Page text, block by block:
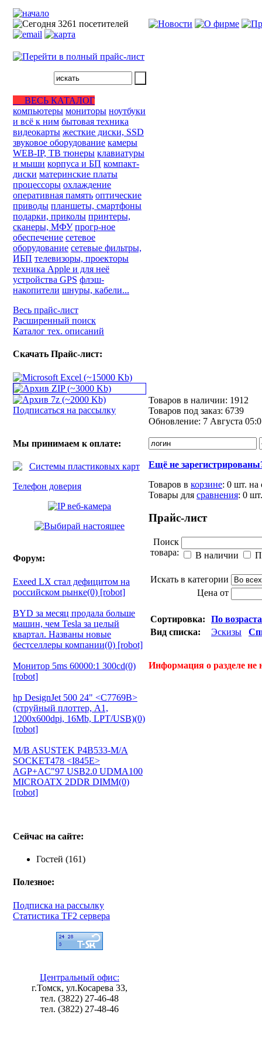
ВЕСЬ КАТАЛОГ
компьютеры мониторы ноутбуки
и всё к ним бытовая техника
видеокарты жесткие диски, SSD
звуковое оборудование камеры
WEB-IP, ТВ тюнеры клавиатуры
и мыши корпуса и БП компакт-
диски материнские платы
процессоры охлаждение
оперативная память оптические
приводы планшеты, смартфоны
подарки, приколы принтеры,
сканеры, МФУ прогр-ное
обеспечение сетевое
оборудование сетевые фильтры,
ИБП телевизоры, проекторы
техника Apple и для неё
устройства GPS флэш-
накопители шнуры, кабели...
Весь прайс-лист
Расширенный поиск
Каталог тех. описаний
Скачать Прайс-лист:
Подписаться на рассылку
Мы принимаем к оплате:
Телефон доверия
Форум:
Exeed LX стал дефицитом на
российском рынке(0) [robot]
BYD за месяц продала больше
машин, чем Tesla за целый
квартал. Названы новые
бестселлеры компании(0) [robot]
Монитор 5ms 60000:1 300cd(0)
[robot]
hp DesignJet 500 24" <C7769B>
(струйный плоттер, A1,
1200х600dpi, 16Mb, LPT/USB)(0)
[robot]
M/B ASUSTEK P4B533-M/A
SOCKET478 <I845E>
AGP+AC"97 USB2.0 UDMA100
MICROATX 2DDR DIMM(0)
[robot]
Сейчас на сайте:
Гостей (161)
Полезное:
Подписка на рассылку
Статистика TF2 сервера
Центральный офис:
г.Томск, ул.Косарева 33,
тел. (3822) 27-46-48
тел. (3822) 27-48-46
Товаров в наличии: 1912
Товаров под заказ: 6739
Обновление: 7 Августа
Ещё не
Товаров в корзине: 0 шт. на
Товары для сравнения: 0 шт.
Прайс-лист
Поиск
товара:
В наличии
Искать в категории
Цена от
Сортировка:
По
Вид списка:
Эскизы
Информация о разделе не